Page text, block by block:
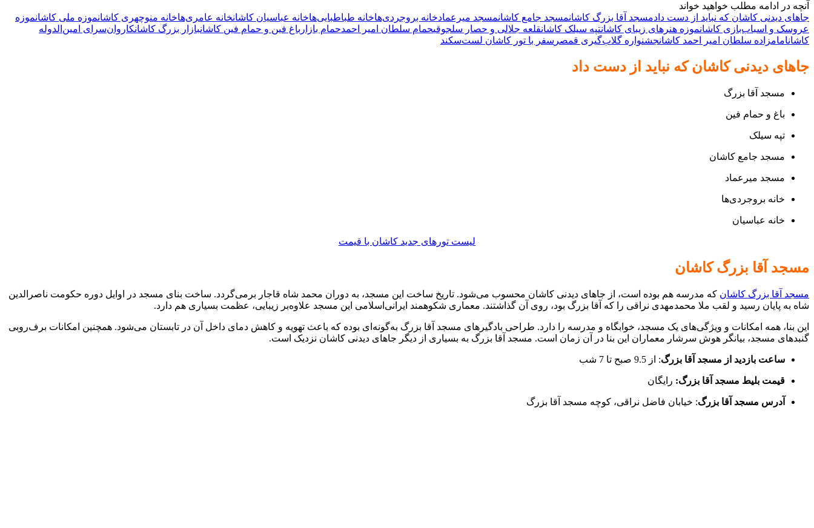
آنچه در ادامه مطلب خواهید خواند
جاهای دیدنی کاشان که نباید از دست دادمسجد آقا بزرگ کاشانمسجد جامع کاشانمسجد میرعمادخانه بروجردی‌‌هاخانه طباطبایی‌‌هاخانه عباسیان کاشانخانه عامری‌‌هاخانه منوچهری کاشانموزه ملی کاشانموزه
عروسک و اسباب‌بازی کاشانموزه هنرهای زیبای کاشانتپه سیلک کاشانقلعه جلالی و حصار سلجوقیحمام سلطان امیر احمدحمام بازار باغ فین و حمام فین کاشانبازار بزرگ کاشانکاروان‌سرای امین‌الدوله
کاشانامامزاده سلطان امیر احمد کاشانجشنواره گلاب‌گیری قمصر سفر با تور کاشان لست‌سکند
جاهای دیدنی کاشان که نباید از دست داد
مسجد آقا بزرگ
باغ و حمام فین
تپه سیلک
مسجد جامع کاشان
مسجد میرعماد
خانه بروجردی‌ها
خانه عباسیان
لیست تورهای جدید کاشان با قیمت
مسجد آقا بزرگ کاشان
مسجد آقا بزرگ کاشان که مدرسه هم بوده است، از جاهای دیدنی کاشان محسوب می‌شود. تاریخ ساخت این مسجد، به دوران محمد شاه قاجار برمی‌گردد. ساخت بنای مسجد در اوایل دوره حکومت ناصرالدین
شاه به پایان رسید و لقب ملا محمدمهدی نراقی را که آقا بزرگ بود، روی آن گذاشتند. معماری شکوهمند ایرانی‌اسلامی این مسجد علاوه‌بر زیبایی، عظمت بسیاری هم دارد.
این بنا، همه امکانات و ویژگی‌های یک مسجد، خوابگاه و مدرسه را دارد. طراحی بادگیرهای مسجد آقا بزرگ به‌گونه‌ای بوده که باعث تهویه و کاهش دمای داخل آن در تابستان می‌شود. همچنین امکانات برف‌روبی
گنبدهای مسجد، بیانگر هوش سرشار معماران این بنا در آن زمان است. مسجد آقا بزرگ به بسیاری از دیگر جاهای دیدنی کاشان نزدیک است.
ساعت بازدید از مسجد آقا بزرگ: از 9.5 صبح تا 7 شب
قیمت بلیط مسجد آقا بزرگ: رایگان
آدرس مسجد آقا بزرگ: خیابان فاضل نراقی، کوچه مسجد آقا بزرگ